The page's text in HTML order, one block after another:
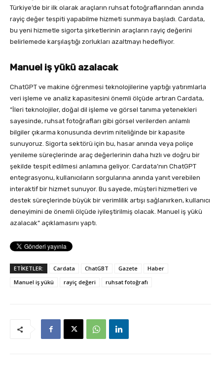
Türkiye’de bir ilk olarak araçların ruhsat fotoğraflarından anında
rayiç değer tespiti yapabilme hizmeti sunmaya başladı. Cardata,
bu yeni hizmetle sigorta şirketlerinin araçların rayiç değerini
belirlemede karşılaştığı zorlukları azaltmayı hedefliyor.
Manuel iş yükü azalacak
ChatGPT ve makine öğrenmesi teknolojilerine yaptığı yatırımlarla
veri işleme ve analiz kapasitesini önemli ölçüde artıran Cardata,
“İleri teknolojiler, doğal dil işleme ve görsel tanıma yetenekleri
sayesinde, ruhsat fotoğrafları gibi görsel verilerden anlamlı
bilgiler çıkarma konusunda devrim niteliğinde bir kapasite
sunuyoruz. Sigorta sektörü için bu, hasar anında veya poliçe
yenileme süreçlerinde araç değerlerinin daha hızlı ve doğru bir
şekilde tespit edilmesi anlamına geliyor. Cardata’nın ChatGPT
entegrasyonu, kullanıcıların sorgularına anında yanıt verebilen
interaktif bir hizmet sunuyor. Bu sayede, müşteri hizmetleri ve
destek süreçlerinde büyük bir verimlilik artışı sağlanırken, kullanıcı
deneyimini de önemli ölçüde iyileştirilmiş olacak. Manuel iş yükü
azalacak“ açıklamasını yaptı.
ETİKETLER: Cardata ChatGBT Gazete
Haber
Manuel iş yükü
rayiç değeri ruhsat fotoğrafı